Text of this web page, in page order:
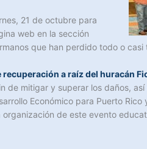
21 de octubre para
web en la sección
que han perdido todo o casi
a raíz del huracán
mitigar y superar los daños,
Económico para Puerto Rico
de este evento